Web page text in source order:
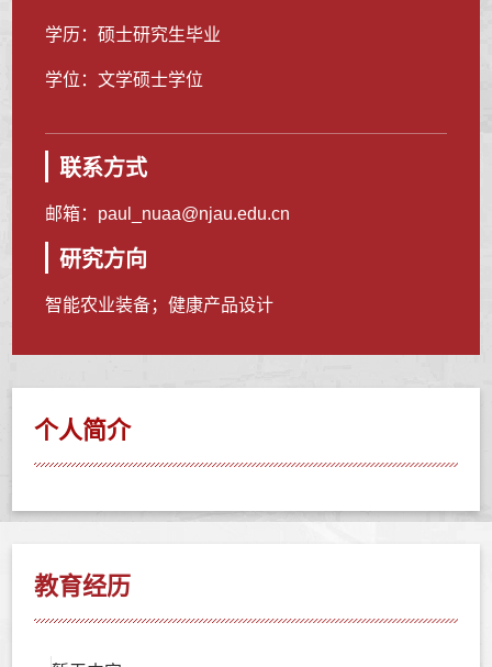
学历：硕士研究生毕业
学位：文学硕士学位
联系方式
邮箱： paul_nuaa@njau.edu.cn
研究方向
智能农业装备；健康产品设计
个人简介
教育经历